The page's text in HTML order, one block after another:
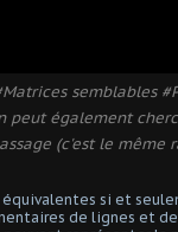
semblables
peut également
(c'est le même